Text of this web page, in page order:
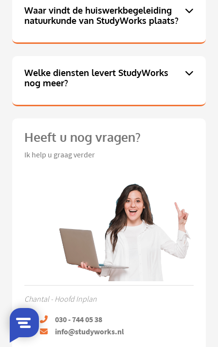
Waar vindt de huiswerkbegeleiding
natuurkunde van StudyWorks plaats?
Welke diensten levert StudyWorks
nog meer?
Heeft u nog vragen?
Ik help u graag verder
Chantal - Hoofd Inplan
030 - 744 05 38
info@studyworks.nl